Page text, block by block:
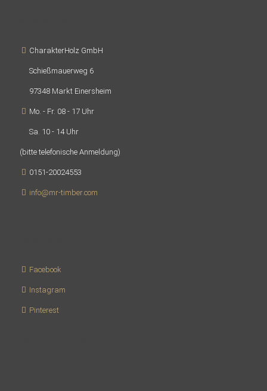
CharakterHolz GmbH
Schießmauerweg 6
97348 Markt Einersheim
Mo. - Fr. 08 - 17 Uhr
Sa. 10 - 14 Uhr
(bitte telefonische Anmeldung)
0151-20024553
info@mr-timber.com
Facebook
Instagram
Pinterest